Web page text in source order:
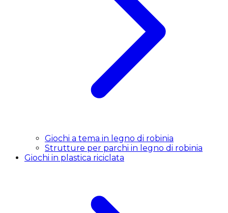
Giochi a tema in legno di robinia
Strutture per parchi in legno di robinia
Giochi in plastica riciclata